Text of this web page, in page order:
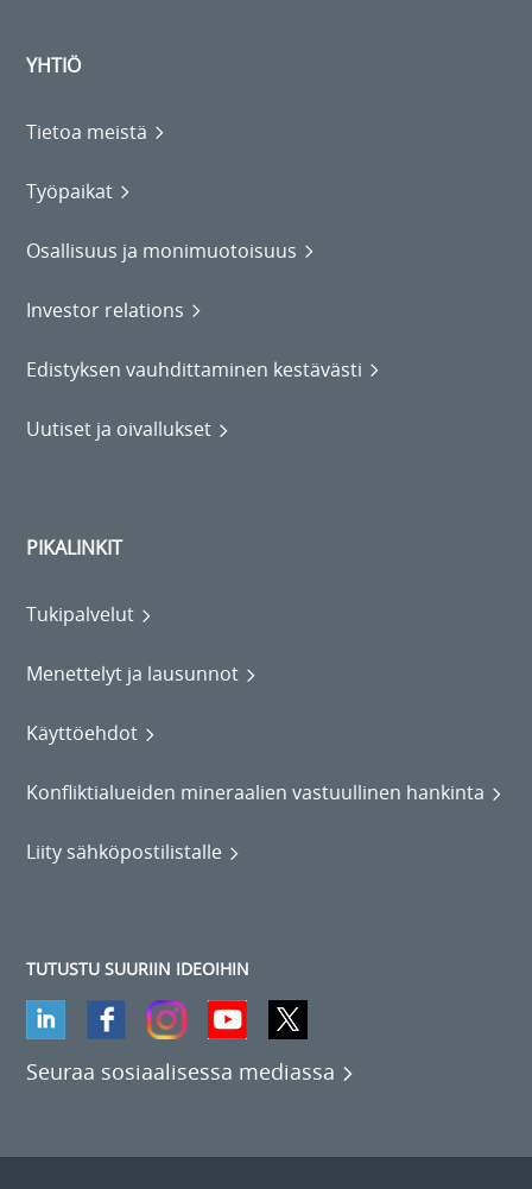
YHTIÖ
Tietoa meistä
Työpaikat
Osallisuus ja monimuotoisuus
Investor relations
Edistyksen vauhdittaminen kestävästi
Uutiset ja oivallukset
PIKALINKIT
Tukipalvelut
Menettelyt ja lausunnot
Käyttöehdot
Konfliktialueiden mineraalien vastuullinen hankinta
Liity sähköpostilistalle
TUTUSTU SUURIIN IDEOIHIN
Seuraa sosiaalisessa mediassa